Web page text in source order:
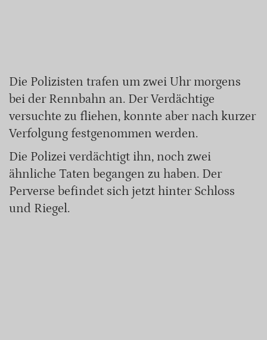
Die Polizisten trafen um zwei Uhr morgens
bei der Rennbahn an. Der Verdächtige
versuchte zu fliehen, konnte aber nach kurzer
Verfolgung festgenommen werden.
Die Polizei verdächtigt ihn, noch zwei
ähnliche Taten begangen zu haben. Der
Perverse befindet sich jetzt hinter Schloss
und Riegel.